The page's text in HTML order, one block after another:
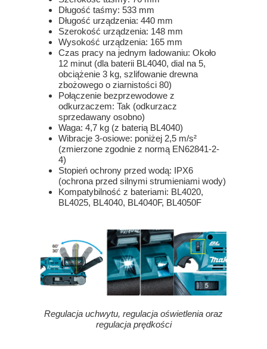
Długość taśmy: 533 mm
Długość urządzenia: 440 mm
Szerokość urządzenia: 148 mm
Wysokość urządzenia: 165 mm
Czas pracy na jednym ładowaniu: Około
12 minut (dla baterii BL4040, dial na 5,
obciążenie 3 kg, szlifowanie drewna
zbożowego o ziarnistości 80)
Połączenie bezprzewodowe z
odkurzaczem: Tak (odkurzacz
sprzedawany osobno)
Waga: 4,7 kg (z baterią BL4040)
Wibracje 3-osiowe: poniżej 2,5 m/s²
(zmierzone zgodnie z normą EN62841-2-
4)
Stopień ochrony przed wodą: IPX6
(ochrona przed silnymi strumieniami wody)
Kompatybilność z bateriami: BL4020,
BL4025, BL4040, BL4040F, BL4050F
Regulacja uchwytu, regulacja oświetlenia oraz
regulacja prędkości